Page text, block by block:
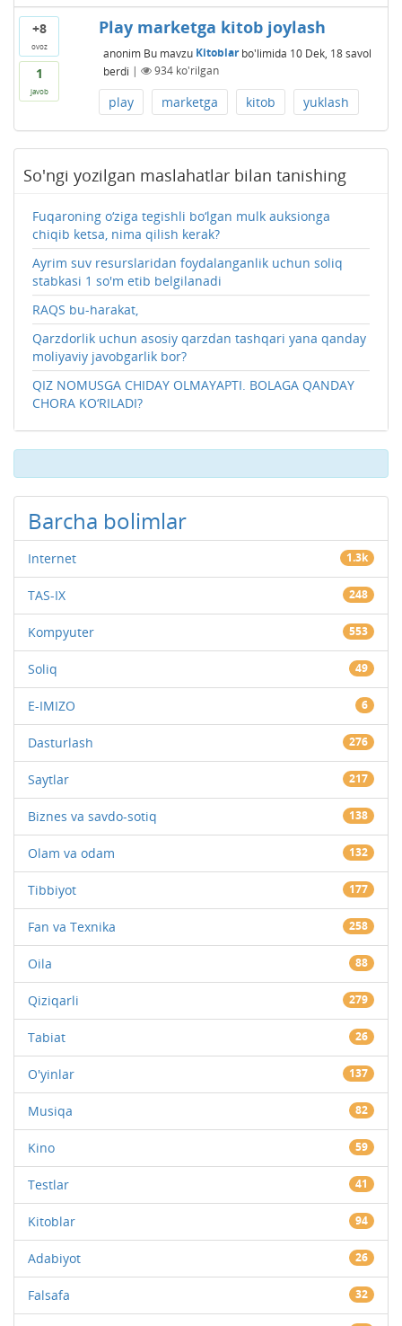
+8
ovoz
1
javob
Play marketga kitob joylash
anonim Bu mavzu Kitoblarbo'limida 10 Dek, 18 savol
berdi | 934ko'rilgan
play marketga kitob yuklash
So'ngi yozilgan maslahatlar bilan tanishing
Fuqaroning o‘ziga tegishli bo‘lgan mulk auksionga
chiqib ketsa, nima qilish kerak?
Ayrim suv resurslaridan foydalanganlik uchun soliq
stabkasi 1 so'm etib belgilanadi
RAQS bu-harakat,
Qarzdorlik uchun asosiy qarzdan tashqari yana qanday
moliyaviy javobgarlik bor?
QIZ NOMUSGA CHIDAY OLMAYAPTI. BOLAGA QANDAY
CHORA KO‘RILADI?
Barcha bolimlar
Internet 1.3k
TAS-IX 248
Kompyuter 553
Soliq 49
E-IMIZO 6
Dasturlash 276
Saytlar 217
Biznes va savdo-sotiq 138
Olam va odam 132
Tibbiyot 177
Fan va Texnika 258
Oila 88
Qiziqarli 279
Tabiat 26
O'yinlar 137
Musiqa 82
Kino 59
Testlar 41
Kitoblar 94
Adabiyot 26
Falsafa 32